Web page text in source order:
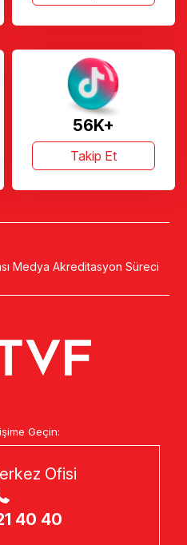
56K+
Takip Et
Medya Akreditasyon Süreci
Geçin:
Ofisi
40 40